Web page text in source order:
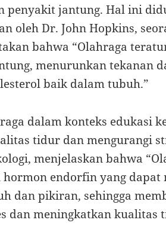
penyakit jantung. Hal ini
oleh Dr. John Hopkins,
bahwa “Olahraga
menurunkan tekanan
baik dalam tubuh.”
dalam konteks edukasi
tidur dan mengurangi
menjelaskan bahwa
endorfin yang dapat
dan pikiran, sehingga
dan meningkatkan kualitas